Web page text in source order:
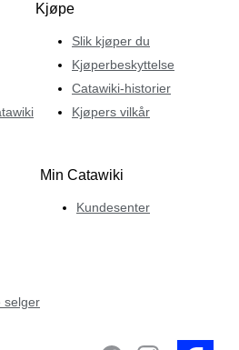
Kjøpe
Slik kjøper du
Kjøperbeskyttelse
Catawiki-historier
Kjøpers vilkår
selger
Min Catawiki
Kundesenter